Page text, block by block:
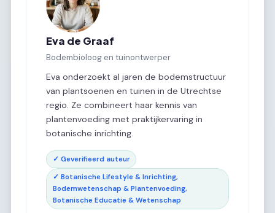
Eva de Graaf
Bodembioloog en tuinontwerper
Eva onderzoekt al jaren de bodemstructuur
van plantsoenen en tuinen in de Utrechtse
regio. Ze combineert haar kennis van
plantenvoeding met praktijkervaring in
botanische inrichting.
✓ Geverifieerd auteur
✓ Botanische Lifestyle & Inrichting,
Bodemwetenschap & Plantenvoeding,
Botanische Educatie & Wetenschap